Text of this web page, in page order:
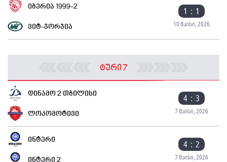
იბერია 1999-2 1 : 1
10 მაისი, 2026
ვიტ-ჯორჯია
ტური 7
დინამო 2 თბილისი 4 : 3
7 მაისი, 2026
ლოკომოტივი
ინტერი 4 : 2
7 მაისი, 2026